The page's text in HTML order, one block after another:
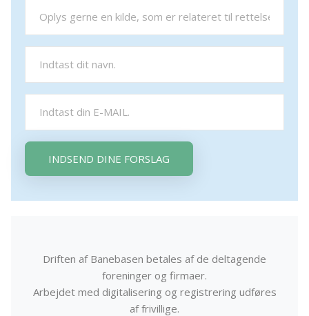
INDSEND DINE FORSLAG
Driften af Banebasen betales af de deltagende
foreninger og firmaer.
Arbejdet med digitalisering og registrering udføres
af frivillige.